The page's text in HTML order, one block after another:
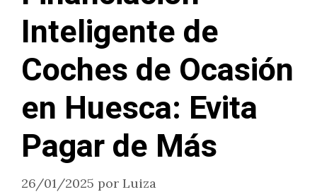
Inteligente de
Coches de Ocasión
en Huesca: Evita
Pagar de Más
26/01/2025 por Luiza